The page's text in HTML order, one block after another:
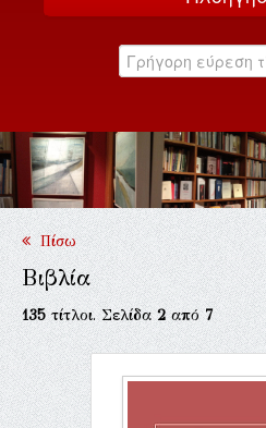
Κατάλογος
Εκδηλώσεις
Επικοινωνία
Πίσω
Βιβλία
135τίτλοι. Σελίδα2από7